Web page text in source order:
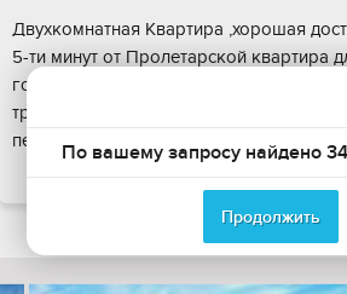
Двухкомнатная Квартира ,хорошая
5-ти минут от Пролетарской квартира
гостей ,из минусов необходимо делать
транспортная доступность и цена , но в
перед каждым заездо...
По вашему запросу найдено
Продолжить